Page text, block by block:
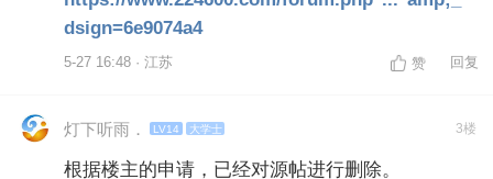
dsign=6e9074a4
5-27 16:48 · 江苏 赞 回复
灯下听雨． LV14 大学士 3楼
根据楼主的申请，已经对源帖进行删除。